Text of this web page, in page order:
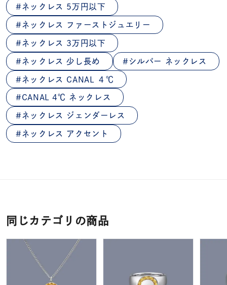
ネックレス 5万円以下
ネックレス ファーストジュエリー
ネックレス 3万円以下
ネックレス 少し長め シルバー ネックレス
ネックレス CANAL ４℃
CANAL 4℃ ネックレス
ネックレス ジェンダーレス
ネックレス アクセント
同じカテゴリの商品